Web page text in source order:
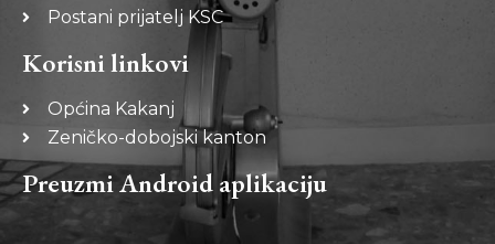
Postani prijatelj KSC
Korisni linkovi
Općina Kakanj
Zeničko-dobojski kanton
Preuzmi Android aplikaciju